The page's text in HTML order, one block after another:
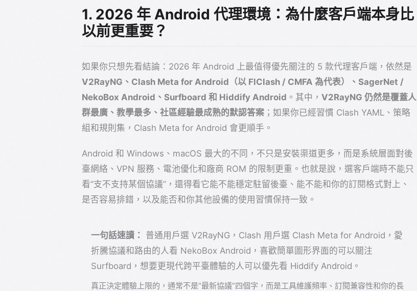
1. 2026 年 Android 代理環境：為什麼客戶端本身比
以前更重要？
如果你只想先看結論：2026 年 Android 上最值得優先關注的 5 款代理客戶端，依然是
V2RayNG、Clash Meta for Android（以 FlClash / CMFA 為代表）、SagerNet /
NekoBox Android、Surfboard 和 Hiddify Android 。其中， V2RayNG 仍然是覆蓋人
群最廣、教學最多、社區經驗最成熟的默認答案 ；如果你已經習慣 Clash YAML、策略
組和規則集，Clash Meta for Android 會更順手。
Android 和 Windows、macOS 最大的不同，不只是安裝渠道更多，而是系統層面對後
臺網絡、VPN 服務、電池優化和廠商 ROM 的限制更重。也就是說，選客戶端時不能只
看“支不支持某個協議”，還得看它能不能穩定駐留後臺、能不能和你的訂閱格式對上、
是否容易排錯，以及能否和你其他設備的使用習慣保持一致。
一句話速讀： 普通用戶選 V2RayNG，Clash 用戶選 Clash Meta for Android，愛
折騰協議和路由的人看 NekoBox Android，喜歡簡單圖形界面的可以關注
Surfboard，想要更現代跨平臺體驗的人可以優先看 Hiddify Android。
真正決定體驗上限的，通常不是“最新協議”四個字，而是工具維護頻率、訂閱兼容性和你的長